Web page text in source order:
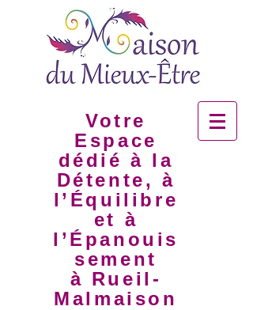
Votre
Espace
dédié à la
Détente, à
l’Équilibre
et à
l’Épanouis
sement
à Rueil-
Malmaison